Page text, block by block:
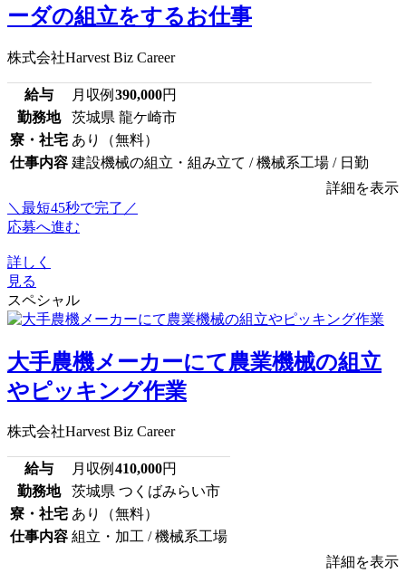
ーダの組立をするお仕事
株式会社Harvest Biz Career
給与 月収例 390,000円
勤務地
茨城県 龍ケ崎市
寮・社宅 あり（無料）
仕事内容 建設機械の組立・組み立て / 機械系工場 / 日勤
詳細を表示
＼最短45秒で完了／
応募へ進む
詳しく
見る
スペシャル
大手農機メーカーにて農業機械の組立
やピッキング作業
株式会社Harvest Biz Career
給与 月収例 410,000円
勤務地
茨城県 つくばみらい市
寮・社宅 あり（無料）
仕事内容 組立・加工 / 機械系工場
詳細を表示